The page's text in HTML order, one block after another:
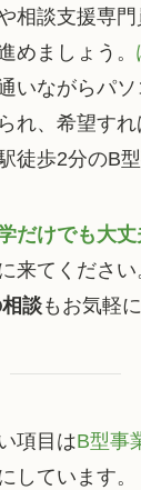
相談支援専
めましょう。
いながらパ
れ、希望す
徒歩2分のB型
だけでも大丈
来てくださ
談もお気軽
項目はB型事
しています。